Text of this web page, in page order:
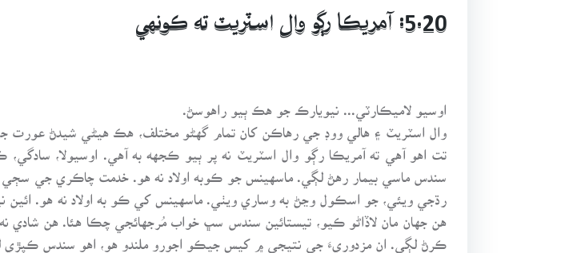
5.20: آمريڪا رڳو وال اسٽريٽ ته ڪونهي
اوسيو لاميڪارٽي... نيويارڪ جو هڪ ٻيو راهوسڻ.
وال اسٽريٽ ۽ هالي ووڊ جي رهاڪن کان تمام گهڻو مختلف، هڪ هيڻي شيدڻ
تت اهو آهي ته آمريڪا رڳو وال اسٽريٽ نه پر ٻيو ڪجهه به آهي. اوسيولا،
سندس ماسي بيمار رهڻ لڳي. ماسهينس جو ڪوبه اولاد نه هو. خدمت چاڪري جي
رڌجي ويئي، جو اسڪول وڃڻ به وساري ويٺي. ماسهينس کي ڪو به اولاد نه هو.
هن جهان مان لاڏاڻو ڪيو، تيستائين سندس سڀ خواب مُرجهائجي چڪا هئا. هن شادي
ڪرڻ لڳي. ان مزدوريءَ جي نتيجي ۾ کيس جيڪو اجورو ملندو هو، اهو سندس ڪپڙي